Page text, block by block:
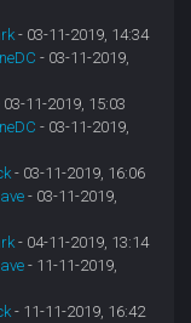
- 03-11-2019, 14:34
- 03-11-2019,
03-11-2019, 15:03
- 03-11-2019,
- 03-11-2019, 16:06
- 03-11-2019,
- 04-11-2019, 13:14
- 11-11-2019,
- 11-11-2019, 16:42